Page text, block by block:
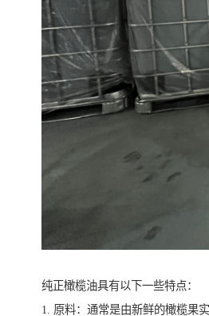
纯正橄榄油具有以下一些特点：
1. 原料：通常是由新鲜的橄榄果